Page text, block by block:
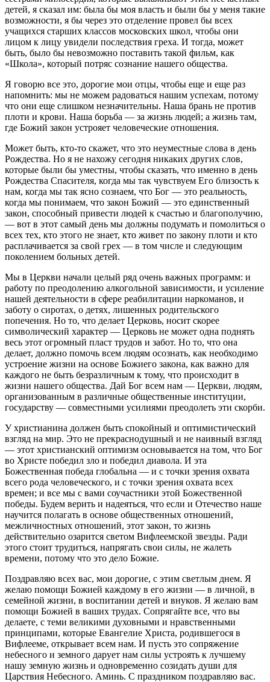
детей, я сказал им: была бы моя власть и были бы у меня такие
возможности, я бы через это отделение провел бы всех
учащихся старших классов московских школ, чтобы они
лицом к лицу увидели последствия греха. И тогда, может
быть, было бы невозможно поставить такой фильм, как
«Школа», который потряс сознание нашего общества.
Я говорю все это, дорогие мои отцы, чтобы еще и еще раз
напомнить: мы не можем радоваться нашим успехам, потому
что они еще слишком незначительны. Наша брань не против
плоти и крови. Наша борьба — за жизнь людей; а жизнь там,
где Божий закон устрояет человеческие отношения.
Может быть, кто-то скажет, что это неуместные слова в день
Рождества. Но я не нахожу сегодня никаких других слов,
которые были бы уместны, чтобы сказать, что именно в день
Рождества Спасителя, когда мы так чувствуем Его близость к
нам, когда мы так ясно сознаем, что Бог — это реальность,
когда мы понимаем, что закон Божий — это единственный
закон, способный привести людей к счастью и благополучию,
— вот в этот самый день мы должны подумать и помолиться о
всех тех, кто этого не знает, кто живет по закону плоти и кто
расплачивается за свой грех — в том числе и следующим
поколением больных детей.
Мы в Церкви начали целый ряд очень важных программ: и
работу по преодолению алкогольной зависимости, и усиление
нашей деятельности в сфере реабилитации наркоманов, и
заботу о сиротах, о детях, лишенных родительского
попечения. Но то, что делает Церковь, носит скорее
символический характер — Церковь не может одна поднять
весь этот огромный пласт трудов и забот. Но то, что она
делает, должно помочь всем людям осознать, как необходимо
устроение жизни на основе Божиего закона, как важно для
каждого не быть безразличным к тому, что происходит в
жизни нашего общества. Дай Бог всем нам — Церкви, людям,
организованным в различные общественные институции,
государству — совместными усилиями преодолеть эти скорби.
У христианина должен быть спокойный и оптимистический
взгляд на мир. Это не прекраснодушный и не наивный взгляд
— этот христианский оптимизм основывается на том, что Бог
во Христе победил зло и победил диавола. И эта
Божественная победа глобальна — и с точки зрения охвата
всего рода человеческого, и с точки зрения охвата всех
времен; и все мы с вами соучастники этой Божественной
победы. Будем верить и надеяться, что если и Отечество наше
научится полагать в основе общественных отношений,
межличностных отношений, этот закон, то жизнь
действительно озарится светом Вифлеемской звезды. Ради
этого стоит трудиться, напрягать свои силы, не жалеть
времени, потому что это дело Божие.
Поздравляю всех вас, мои дорогие, с этим светлым днем. Я
желаю помощи Божией каждому в его жизни — в личной, в
семейной жизни, в воспитании детей и внуков. Я желаю вам
помощи Божией в ваших трудах. Сопрягайте все, что вы
делаете, с теми великими духовными и нравственными
принципами, которые Евангелие Христа, родившегося в
Вифлееме, открывает всем нам. И пусть это сопряжение
небесного и земного дарует нам силы устроять к лучшему
нашу земную жизнь и одновременно созидать души для
Царствия Небесного. Аминь. С праздником поздравляю вас.